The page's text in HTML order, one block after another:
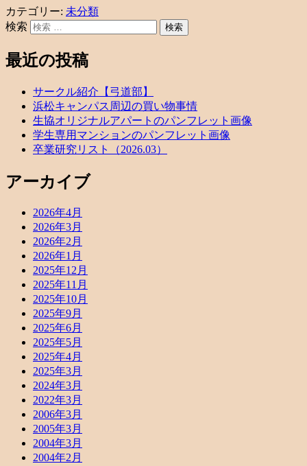
カテゴリー: 未分類
検索
最近の投稿
サークル紹介【弓道部】
浜松キャンパス周辺の買い物事情
生協オリジナルアパートのパンフレット画像
学生専用マンションのパンフレット画像
卒業研究リスト（2026.03）
アーカイブ
2026年4月
2026年3月
2026年2月
2026年1月
2025年12月
2025年11月
2025年10月
2025年9月
2025年6月
2025年5月
2025年4月
2025年3月
2024年3月
2022年3月
2006年3月
2005年3月
2004年3月
2004年2月